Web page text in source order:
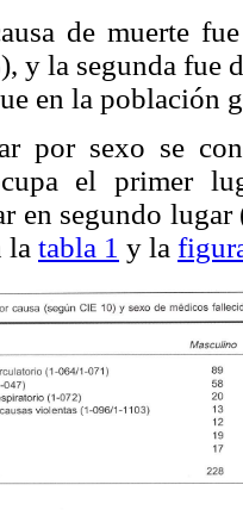
de muerte
y la segunda fue
en la población
por sexo se
el primer
en segundo
la tabla 1 y la